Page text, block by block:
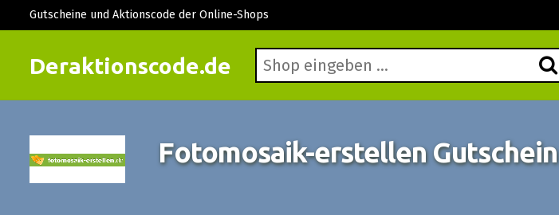
Deraktionscode.de
Gutscheine und Aktionscode der Online-Shops
Fotomosaik-erstellen Gutschein